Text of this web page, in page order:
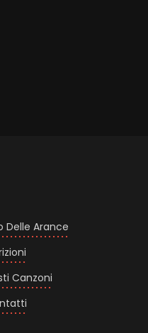
Delle Arance
Canzoni